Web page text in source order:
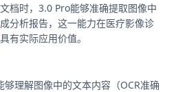
档时，3.0 Pro能够准确提取图像中
分析报告，这一能力在医疗影像诊
有实际应用价值。
够理解图像中的文本内容（OCR准确